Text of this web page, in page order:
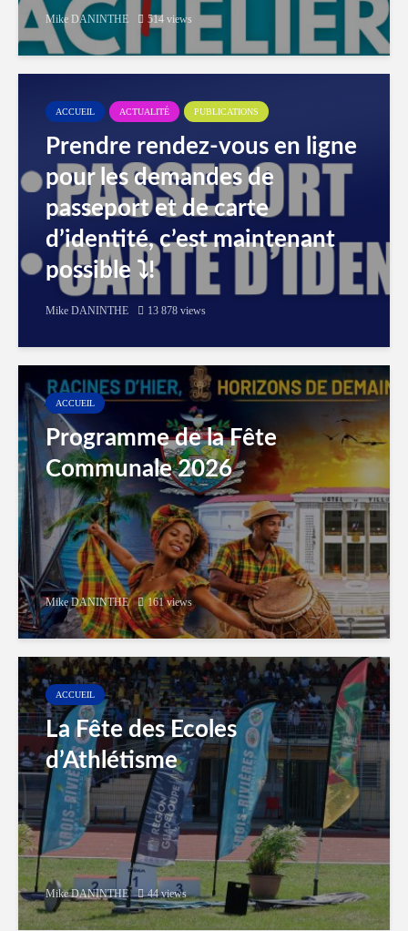
Mike DANINTHE 514 views
ACCUEIL ACTUALITÉ PUBLICATIONS
Prendre rendez-vous en ligne
pour les demandes de
passeport et de carte
d’identité, c’est maintenant
possible ⤵️!
Mike DANINTHE 13 878 views
ACCUEIL
Programme de la Fête
Communale 2026
Mike DANINTHE 161 views
ACCUEIL
La Fête des Ecoles
d’Athlétisme
Mike DANINTHE 44 views